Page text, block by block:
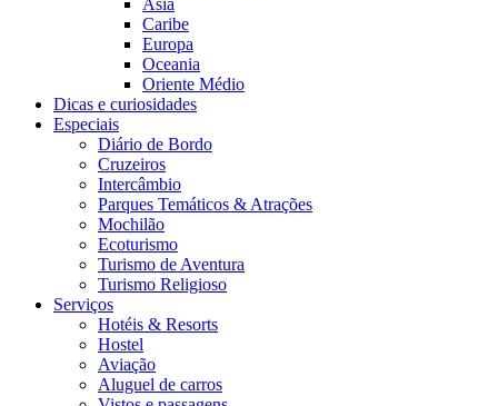
Ásia
Caribe
Europa
Oceania
Oriente Médio
Dicas e curiosidades
Especiais
Diário de Bordo
Cruzeiros
Intercâmbio
Parques Temáticos & Atrações
Mochilão
Ecoturismo
Turismo de Aventura
Turismo Religioso
Serviços
Hotéis & Resorts
Hostel
Aviação
Aluguel de carros